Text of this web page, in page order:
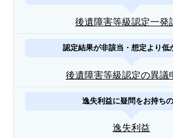
後遺障害等級認定一発
認定結果が非該当・想定より低
後遺障害等級認定の異議
逸失利益に疑問をお持ち
逸失利益